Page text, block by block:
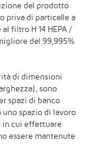
del prodotto
priva di particelle a
filtro H 14 HEPA /
del 99,995%
di dimensioni
sono
spazi di banco
spazio di lavoro
in cui effettuare
essere mantenute